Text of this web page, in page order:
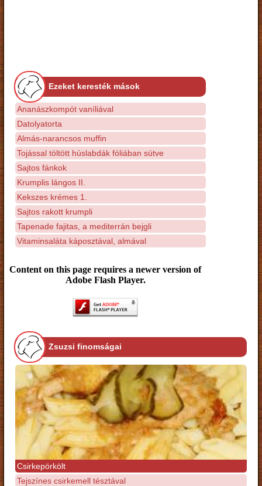
Ezeket keresték mások
Ananászkompót vaníliával
Datolyatorta
Almás-narancsos muffin
Tojással töltött húslabdák fóliában sütve
Sajtos fánkok
Krumplis lángos II.
Kekszes krémes 1.
Sajtos rakott krumpli
Tapenade fajitas, a mediterrán bejgli
Vitaminsaláta káposztával, almával
Content on this page requires a newer version of
Adobe Flash Player.
Zsuzsi finomságai
Csirkepörkölt
Tejszínes csirkemell tésztával